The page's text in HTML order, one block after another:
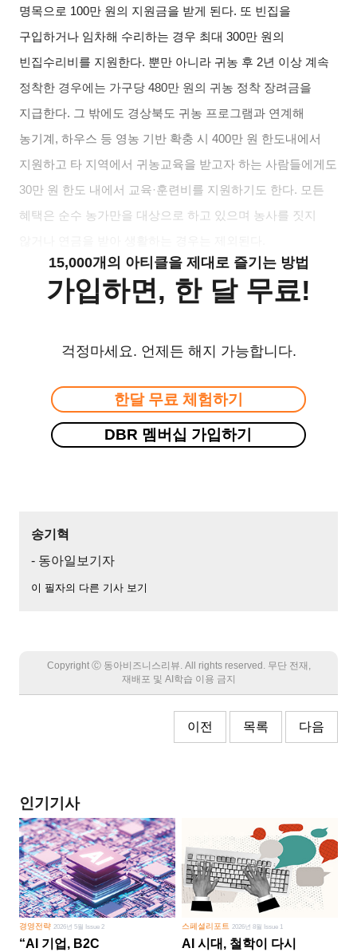
명목으로 100만 원의 지원금을 받게 된다. 또 빈집을
구입하거나 임차해 수리하는 경우 최대 300만 원의
빈집수리비를 지원한다. 뿐만 아니라 귀농 후 2년 이상 계속
정착한 경우에는 가구당 480만 원의 귀농 정착 장려금을
지급한다. 그 밖에도 경상북도 귀농 프로그램과 연계해
농기계 ,하우스 등 영농 기반 확충 시 400만 원 한도내에서
지원하고 타 지역에서 귀농교육을 받고자 하는 사람들에게도
30만 원 한도 내에서 교육·훈련비를 지원하기도 한다. 모든
혜택은 순수 농가만을 대상으로 하고 있으며 농사를 짓지
15,000개의 아티클을 제대로 즐기는 방법
가입하면, 한 달 무료!
걱정마세요. 언제든 해지 가능합니다.
한달 무료 체험하기
DBR 멤버십 가입하기
송기혁
- 동아일보기자
이 필자의 다른 기사 보기
Copyright Ⓒ 동아비즈니스리뷰. All rights reserved. 무단 전재,
재배포 및 AI학습 이용 금지
이전 목록 다음
인기기사
경영전략 2026년 5월 Issue 2
“AI 기업, B2C
스페셜리포트 2026년 8월 Issue 1
AI 시대, 철학이 다시